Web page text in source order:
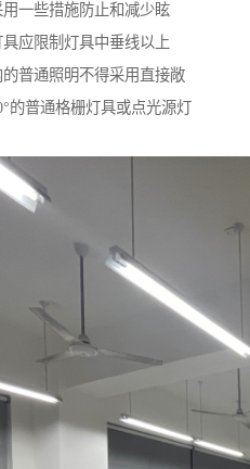
一些措施防止和减少眩
应限制灯具中垂线以上
普通照明不得采用直接敞
的普通格栅灯具或点光源灯